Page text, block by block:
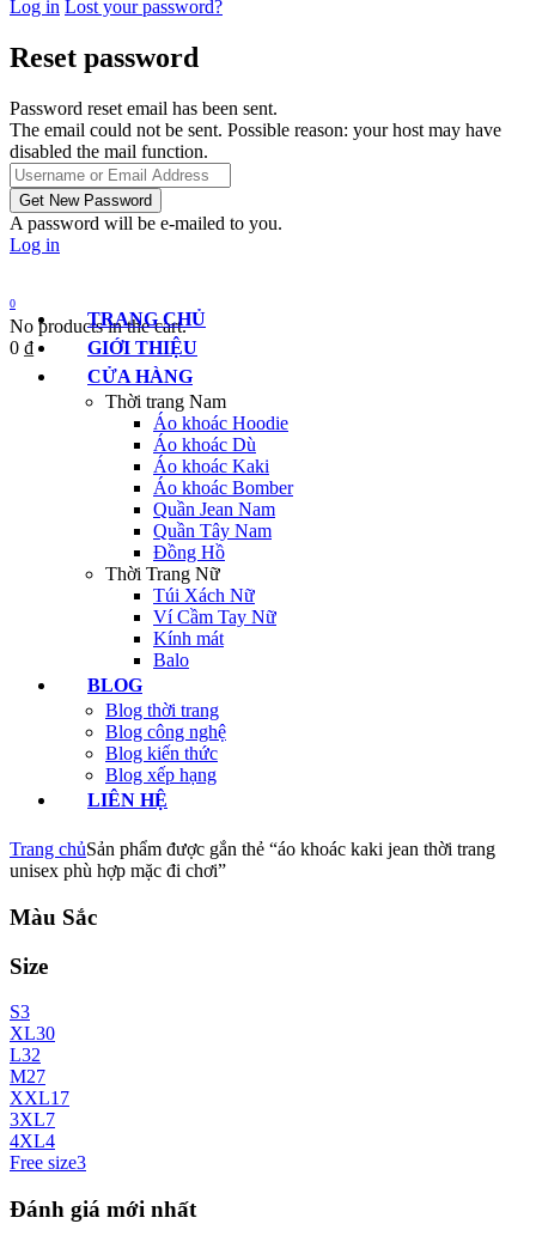
Log in Lost your password?
Reset password
Password reset email has been sent.
The email could not be sent. Possible reason: your host may have
disabled the mail function.
A password will be e-mailed to you.
Log in
0
No products in the cart.
0 ₫
TRANG CHỦ
GIỚI THIỆU
CỬA HÀNG
Thời trang Nam
Áo khoác Hoodie
Áo khoác Dù
Áo khoác Kaki
Áo khoác Bomber
Quần Jean Nam
Quần Tây Nam
Đồng Hồ
Thời Trang Nữ
Túi Xách Nữ
Ví Cầm Tay Nữ
Kính mát
Balo
BLOG
Blog thời trang
Blog công nghệ
Blog kiến thức
Blog xếp hạng
LIÊN HỆ
Trang chủSản phẩm được gắn thẻ “áo khoác kaki jean thời trang
unisex phù hợp mặc đi chơi”
Màu Sắc
Size
S3
XL30
L32
M27
XXL17
3XL7
4XL4
Free size3
Đánh giá mới nhất